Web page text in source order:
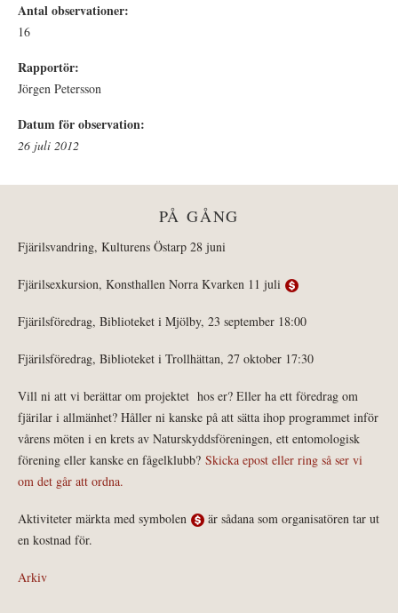
Antal observationer:
16
Rapportör:
Jörgen Petersson
Datum för observation:
26 juli 2012
PÅ GÅNG
Fjärilsvandring, Kulturens Östarp 28 juni
Fjärilsexkursion, Konsthallen Norra Kvarken 11 juli
Fjärilsföredrag, Biblioteket i Mjölby, 23 september 18:00
Fjärilsföredrag, Biblioteket i Trollhättan, 27 oktober 17:30
Vill ni att vi berättar om projektet hos er? Eller ha ett föredrag om
fjärilar i allmänhet? Håller ni kanske på att sätta ihop programmet inför
vårens möten i en krets av Naturskyddsföreningen, ett entomologisk
förening eller kanske en fågelklubb? Skicka epost eller ring så ser vi
om det går att ordna.
Aktiviteter märkta med symbolen
är sådana som organisatören tar ut
en kostnad för.
Arkiv